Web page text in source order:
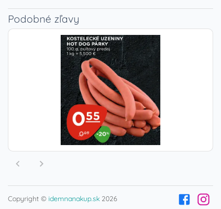
Podobné zľavy
Copyright © idemnanakup.sk 2026